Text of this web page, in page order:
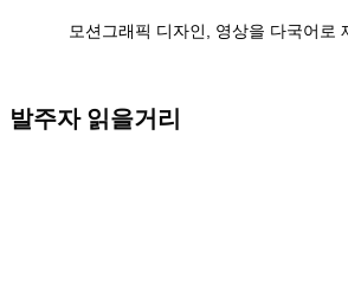
모션그래픽 디자인, 영상을 다국어로
발주자 읽을거리